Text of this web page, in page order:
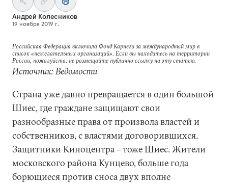
Андрей Колесников
19 ноября 2019 г.
Российская Федерация включила Фонд Карнеги за международный мир в
список «нежелательных организаций». Если вы находитесь на территории
России, пожалуйста, не размещайте публично ссылку на эту статью.
Источник: Ведомости
Страна уже давно превращается в один большой
Шиес, где граждане защищают свои
разнообразные права от произвола властей и
собственников, с властями договорившихся.
Защитники Киноцентра – тоже Шиес. Жители
московского района Кунцево, больше года
борющиеся против сноса двух вполне